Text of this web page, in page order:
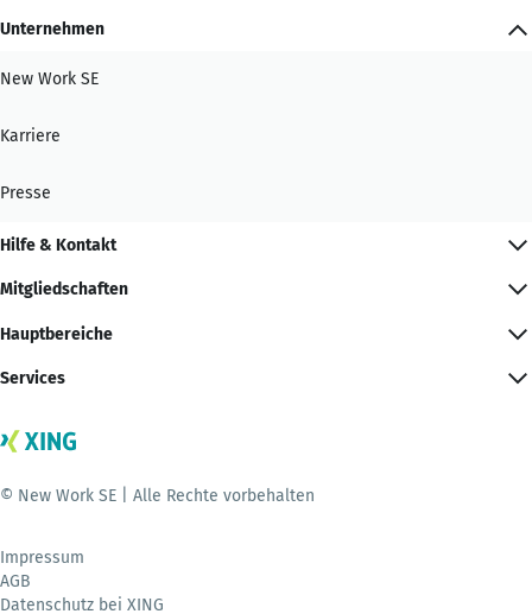
Unternehmen
New Work SE
Karriere
Presse
Hilfe & Kontakt
Mitgliedschaften
Hauptbereiche
Services
© New Work SE | Alle Rechte vorbehalten
Impressum
AGB
Datenschutz bei XING